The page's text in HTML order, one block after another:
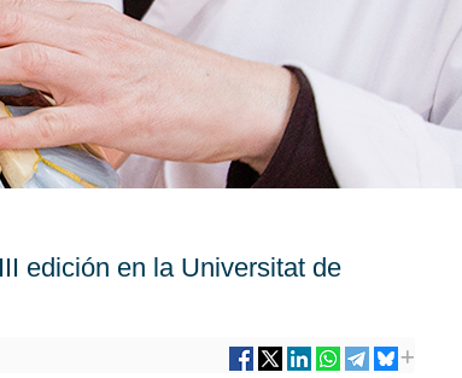
edición en la Universitat de